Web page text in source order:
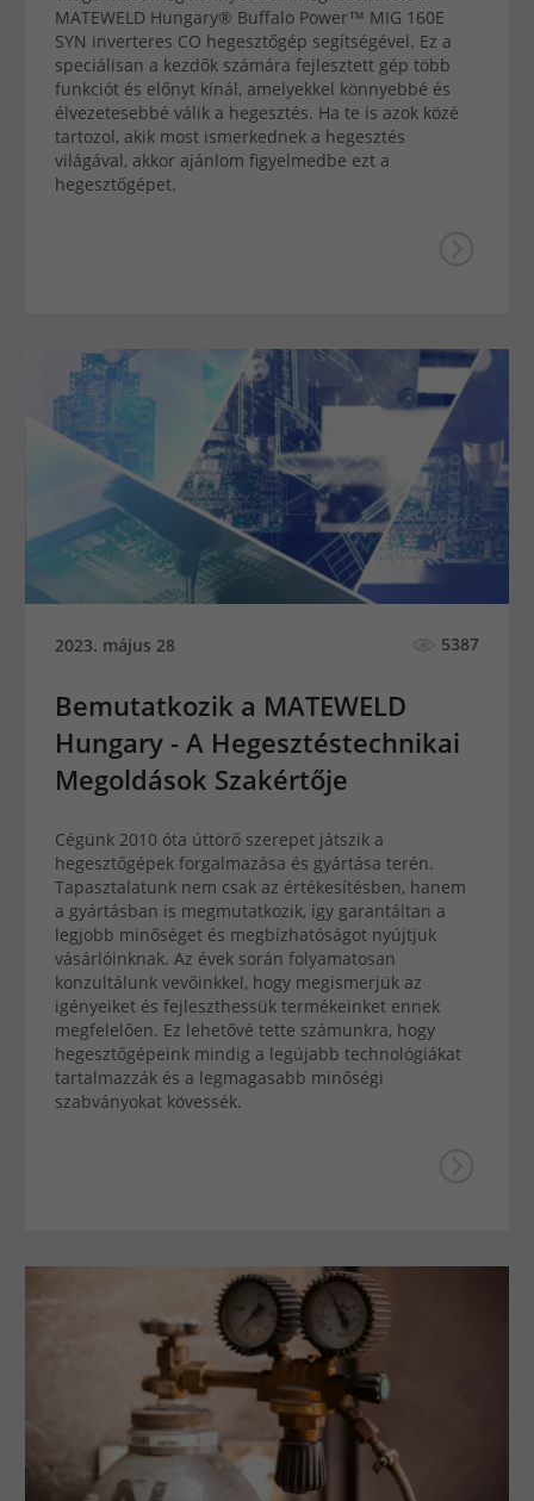
MATEWELD Hungary® Buffalo Power™ MIG 160E
SYN inverteres CO hegesztőgép segítségével. Ez a
speciálisan a kezdők számára fejlesztett gép több
funkciót és előnyt kínál, amelyekkel könnyebbé és
élvezetesebbé válik a hegesztés. Ha te is azok közé
tartozol, akik most ismerkednek a hegesztés
világával, akkor ajánlom figyelmedbe ezt a
hegesztőgépet.
2023. május 28 5387
Bemutatkozik a MATEWELD
Hungary - A Hegesztéstechnikai
Megoldások Szakértője
Cégünk 2010 óta úttörő szerepet játszik a
hegesztőgépek forgalmazása és gyártása terén.
Tapasztalatunk nem csak az értékesítésben, hanem
a gyártásban is megmutatkozik, így garantáltan a
legjobb minőséget és megbízhatóságot nyújtjuk
vásárlóinknak. Az évek során folyamatosan
konzultálunk vevőinkkel, hogy megismerjük az
igényeiket és fejleszthessük termékeinket ennek
megfelelően. Ez lehetővé tette számunkra, hogy
hegesztőgépeink mindig a legújabb technológiákat
tartalmazzák és a legmagasabb minőségi
szabványokat kövessék.